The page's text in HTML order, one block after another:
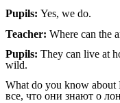
Pupils: Yes, we do.
Teacher: Where can the
Pupils: They can live at
wild.
What do you know about
все, что они знают о